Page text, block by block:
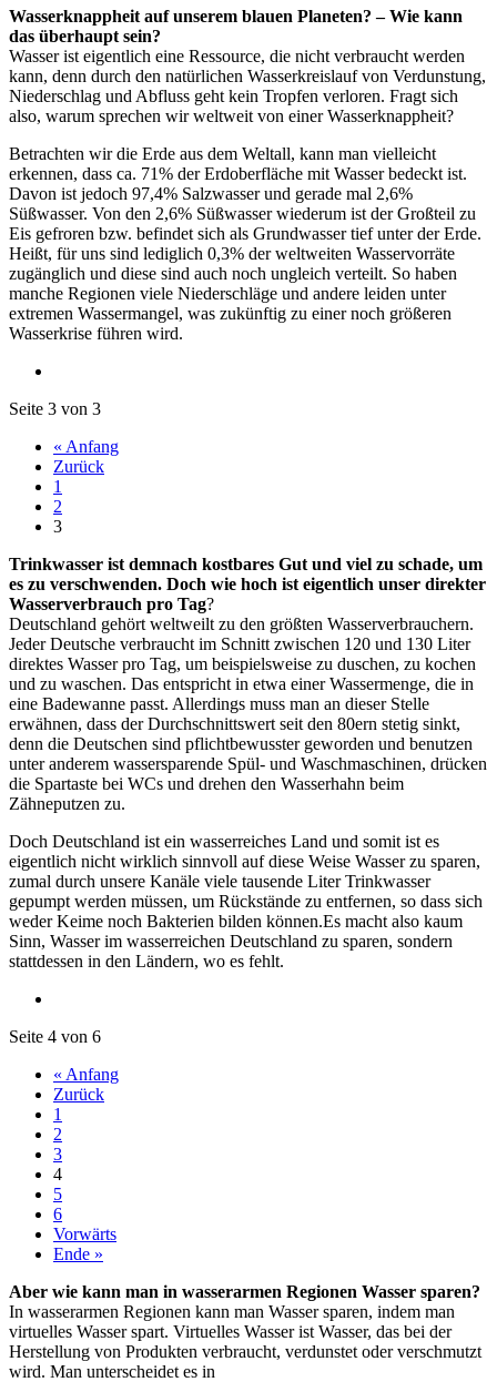
Wasserknappheit auf unserem blauen Planeten? – Wie kann
das überhaupt sein?
Wasser ist eigentlich eine Ressource, die nicht verbraucht werden
kann, denn durch den natürlichen Wasserkreislauf von Verdunstung,
Niederschlag und Abfluss geht kein Tropfen verloren. Fragt sich
also, warum sprechen wir weltweit von einer Wasserknappheit?
Betrachten wir die Erde aus dem Weltall, kann man vielleicht
erkennen, dass ca. 71% der Erdoberfläche mit Wasser bedeckt ist.
Davon ist jedoch 97,4% Salzwasser und gerade mal 2,6%
Süßwasser. Von den 2,6% Süßwasser wiederum ist der Großteil zu
Eis gefroren bzw. befindet sich als Grundwasser tief unter der Erde.
Heißt, für uns sind lediglich 0,3% der weltweiten Wasservorräte
zugänglich und diese sind auch noch ungleich verteilt. So haben
manche Regionen viele Niederschläge und andere leiden unter
extremen Wassermangel, was zukünftig zu einer noch größeren
Wasserkrise führen wird.
Seite 3 von 3
« Anfang
Zurück
1
2
3
Trinkwasser ist demnach kostbares Gut und viel zu schade, um
es zu verschwenden. Doch wie hoch ist eigentlich unser direkter
Wasserverbrauch pro Tag?
Deutschland gehört weltweilt zu den größten Wasserverbrauchern.
Jeder Deutsche verbraucht im Schnitt zwischen 120 und 130 Liter
direktes Wasser pro Tag, um beispielsweise zu duschen, zu kochen
und zu waschen. Das entspricht in etwa einer Wassermenge, die in
eine Badewanne passt. Allerdings muss man an dieser Stelle
erwähnen, dass der Durchschnittswert seit den 80ern stetig sinkt,
denn die Deutschen sind pflichtbewusster geworden und benutzen
unter anderem wassersparende Spül- und Waschmaschinen, drücken
die Spartaste bei WCs und drehen den Wasserhahn beim
Zähneputzen zu.
Doch Deutschland ist ein wasserreiches Land und somit ist es
eigentlich nicht wirklich sinnvoll auf diese Weise Wasser zu sparen,
zumal durch unsere Kanäle viele tausende Liter Trinkwasser
gepumpt werden müssen, um Rückstände zu entfernen, so dass sich
weder Keime noch Bakterien bilden können.Es macht also kaum
Sinn, Wasser im wasserreichen Deutschland zu sparen, sondern
stattdessen in den Ländern, wo es fehlt.
Seite 4 von 6
« Anfang
Zurück
1
2
3
4
5
6
Vorwärts
Ende »
Aber wie kann man in wasserarmen Regionen Wasser sparen?
In wasserarmen Regionen kann man Wasser sparen, indem man
virtuelles Wasser spart. Virtuelles Wasser ist Wasser, das bei der
Herstellung von Produkten verbraucht, verdunstet oder verschmutzt
wird. Man unterscheidet es in